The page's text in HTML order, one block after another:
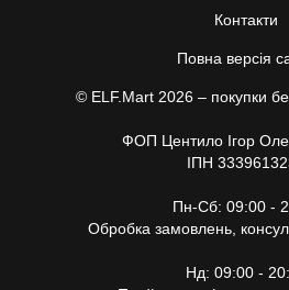
Контакти
Повна версія
© ELF.Mart 2026 – покупки
ФОП Центило Ігор
ІПН
Пн-Сб: 09:00 -
Обробка замовлень,
Нд: 09:00 -